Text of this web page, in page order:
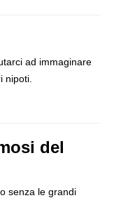
ad immaginare
nipoti.
del
senza le grandi